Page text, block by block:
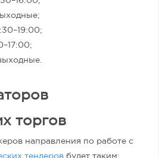
–19:00;
–17:00;
торгов
направления по работе с
тендеров будет таким: